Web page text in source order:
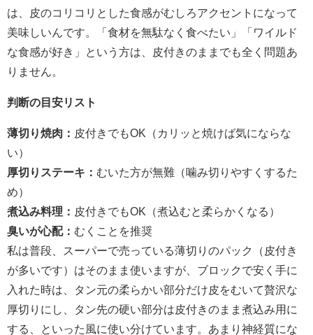
は、皮のコリコリとした食感がむしろアクセントになって
美味しいんです。「食材を無駄なく食べたい」「ワイルド
な食感が好き」という方は、皮付きのままでも全く問題あ
りません。
判断の目安リスト
薄切り焼肉： 皮付きでもOK（カリッと焼けば気にならな
い）
厚切りステーキ： むいた方が無難（噛み切りやすくするた
め）
煮込み料理： 皮付きでもOK（煮込むと柔らかくなる）
臭いが心配： むくことを推奨
私は普段、スーパーで売っている薄切りのパック（皮付き
が多いです）はそのまま使いますが、ブロックで安く手に
入れた時は、タン元の柔らかい部分だけ皮をむいて贅沢な
厚切りにし、タン先の硬い部分は皮付きのまま煮込み用に
する、といった風に使い分けています。あまり神経質にな